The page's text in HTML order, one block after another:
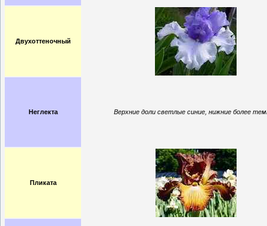
Двухоттеночный
Неглекта Верхние доли светлые синие, нижние более
Пликата